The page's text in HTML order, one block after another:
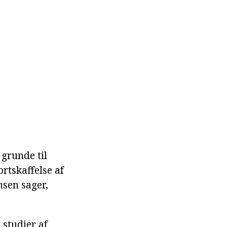
til
af
sager,
studier af